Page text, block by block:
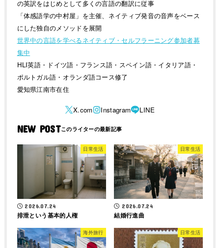
の英訳をはじめとして多くの言語の翻訳に従事
「体感語学の中村屋」を主催、ネイティブ発音の音声をベース
にした独自のメソッドを展開
世界中の言語を学べるネイティブ・セルフラーニング参加者募
集中
HLI英語・ドイツ語・フランス語・スペイン語・イタリア語・
ポルトガル語・オランダ語コース修了
愛知県江南市在住
NEW POST
日常生活
2026.07.24
排泄という基本的人権
日常生活
2026.07.24
結婚行進曲
海外旅行 日常生活